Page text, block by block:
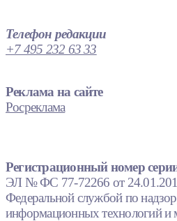
Телефон редакции
+7 495 232 63 33
Реклама на сайте
Росреклама
Регистрационный номер
ЭЛ № ФС 77-72266 от
Федеральной службой по
информационных технологий и